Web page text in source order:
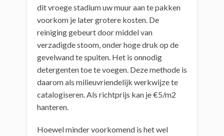
dit vroege stadium uw muur aan te pakken
voorkom je later grotere kosten. De
reiniging gebeurt door middel van
verzadigde stoom, onder hoge druk op de
gevelwand te spuiten. Het is onnodig
detergenten toe te voegen. Deze methode is
daarom als milieuvriendelijk werkwijze te
catalogiseren. Als richtprijs kan je €5/m2
hanteren.
Hoewel minder voorkomend is het wel